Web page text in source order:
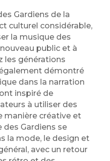
Gardiens de la
culturel considérable,
la musique des
public et à
les générations
démontré
dans la narration
inspiré de
à utiliser des
manière créative et
des Gardiens se
la mode, le design et
avec un retour